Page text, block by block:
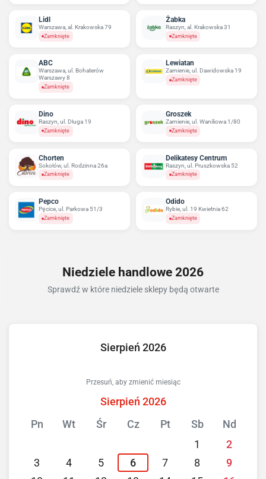
Lidl
Warszawa, al. Krakowska 79
Zamknięte
Żabka
Raszyn, al. Krakowska 31
Zamknięte
ABC
Warszawa, ul. Bohaterów
Warszawy 8
Zamknięte
Lewiatan
Zamienie, ul. Dawidowska 19
Zamknięte
Dino
Raszyn, ul. Długa 19
Zamknięte
Groszek
Zamienie, ul. Waniliowa 1/80
Zamknięte
Chorten
Sokołów, ul. Rodzinna 26a
Zamknięte
Delikatesy Centrum
Raszyn, ul. Pruszkowska 52
Zamknięte
Pepco
Pęcice, ul. Parkowa 51/3
Zamknięte
Odido
Rybie, ul. 19 Kwietnia 62
Zamknięte
Niedziele handlowe 2026
Sprawdź w które niedziele sklepy będą otwarte
Sierpień 2026
Przesuń, aby zmienić miesiąc
Sierpień 2026
Pn
Wt Śr Cz Pt Sb
Nd
1
2
3
4 5 6 7 8
9